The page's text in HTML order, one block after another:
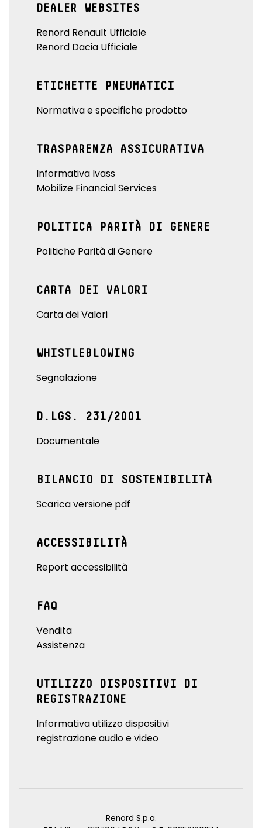
DEALER WEBSITES
Renord Renault Ufficiale
Renord Dacia Ufficiale
ETICHETTE PNEUMATICI
Normativa e specifiche prodotto
TRASPARENZA ASSICURATIVA
Informativa Ivass
Mobilize Financial Services
POLITICA PARITÀ DI GENERE
Politiche Parità di Genere
CARTA DEI VALORI
Carta dei Valori
WHISTLEBLOWING
Segnalazione
D.LGS. 231/2001
Documentale
BILANCIO DI SOSTENIBILITÀ
Scarica versione pdf
ACCESSIBILITÀ
Report accessibilità
FAQ
Vendita
Assistenza
UTILIZZO DISPOSITIVI DI
REGISTRAZIONE
Informativa utilizzo dispositivi
registrazione audio e video
Renord S.p.a.